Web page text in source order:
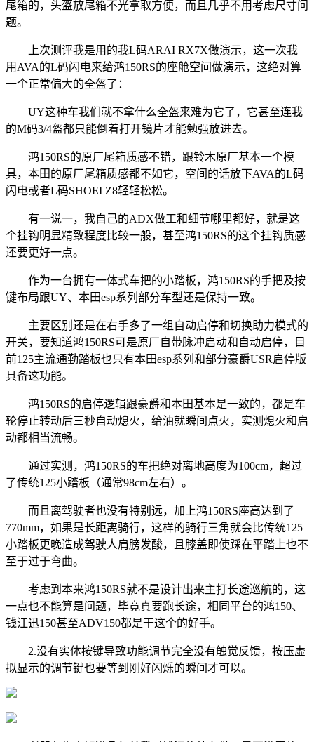
尾箱的，头盔放尾箱不光拿取方便，而且几乎不用考虑尺寸问
题。
上次测评我是用的我L码ARAI RX7X做演示，这一次我
用AVA的L码闪电来给鸿150RS的座舱空间做演示，这绝对算
一个正常偏大的全盔了：
UY这种车我们就不拿什么全盔来难为它了，它甚至连我
的M码3/4盔都只能倒着打开镜片才能勉强放进去。
鸿150RS的原厂尾箱质感不错，跟铃木原厂基本一个模
具，本田的原厂尾箱质感都不如它，空间的话放下AVA的L码
闪电或者L码SHOEI Z8轻轻松松。
有一说一，我自己的ADX做工和细节哪里都好，就是这
个挂钩明显精致程度比较一般，甚至鸿150RS的这个挂钩质感
还要更好一点。
作为一台拥有一体式车把的小踏板，鸿150RS的手把及按
键布局跟UY、本田esp系列部分车型还是保持一致。
主要区别还是在右手多了一组自动启停和切换助力模式的
开关，要知道鸿150RS可是原厂自带脉冲启动和自动启停，目
前125主流通勤踏板也只有本田esp系列和部分豪爵USR启停版
具备这功能。
鸿150RS的启停逻辑跟豪爵和本田基本是一致的，都是车
轮停止转动后三秒自动熄火，给油就瞬间点火，实测熄火和启
动都相当流畅。
通过实测，鸿150RS的车把绝对离地高度为100cm，超过
了传统125小踏板（通常98cm左右）。
而且离驾驶者也没有特别远，加上鸿150RS座高达到了
770mm，如果是长距离骑行，这样的骑行三角就会比传统125
小踏板更晚造成驾驶人肩膀发酸，且膝盖即使踩在平踏上也不
至于过于弯曲。
考虑到本来鸿150RS就不是设计出来主打长途巡航的，这
一点也不能算是问题，毕竟真要跑长途，相同平台的鸿150、
钱江迅150甚至ADV150都是干这个的好手。
2.没有实体按键导致功能调节完全没有触觉反馈，按压虚
拟显示的调节键也要等到刚好闪烁的瞬间才可以。